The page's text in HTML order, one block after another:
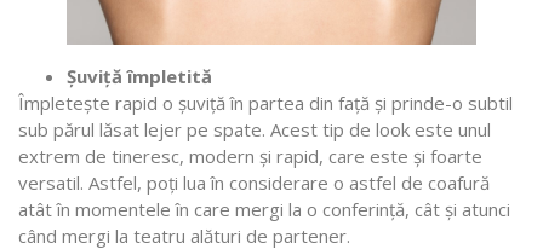
Șuviță împletită
Împletește rapid o șuviță în partea din față și prinde-o subtil
sub părul lăsat lejer pe spate. Acest tip de look este unul
extrem de tineresc, modern și rapid, care este și foarte
versatil. Astfel, poți lua în considerare o astfel de coafură
atât în momentele în care mergi la o conferință, cât și atunci
când mergi la teatru alături de partener.